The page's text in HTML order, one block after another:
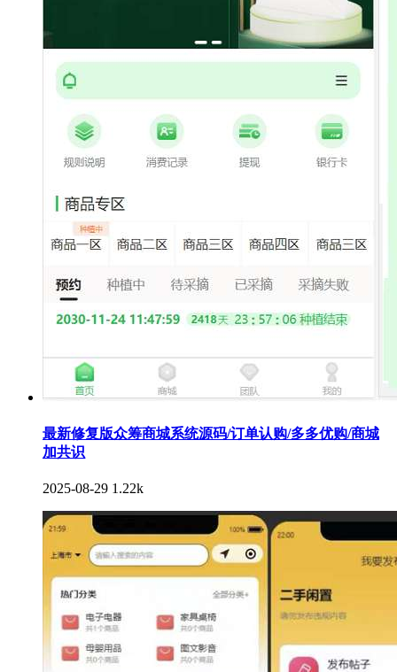
最新修复版众筹商城系统源码/订单认购/多多优购/商城
加共识
2025-08-29 1.22k